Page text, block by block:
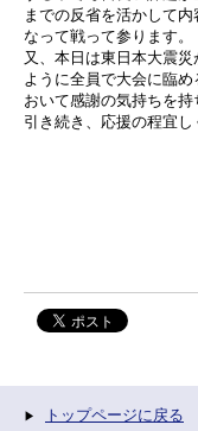
までの反省を活かして
なって戦って参ります。
又、本日は東日本大震
ように全員で大会に臨
おいて感謝の気持ちを持
引き続き、応援の程宜し
トップページに戻る